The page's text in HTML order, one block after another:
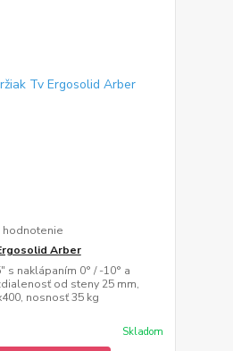
hodnotenie
Arber
s naklápaním 0° / -10° a
od steny 25 mm,
nosnosť 35 kg
Skladom